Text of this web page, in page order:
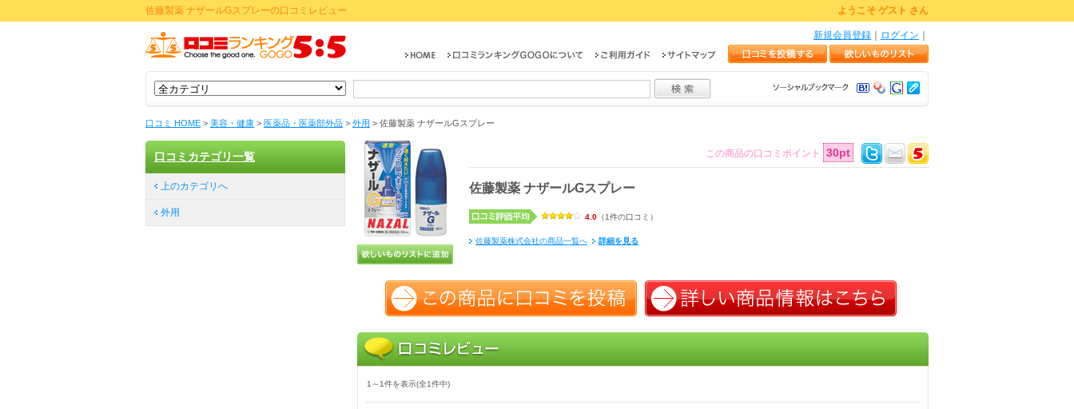
佐藤製薬 ナザールGスプレーの口コミレビュー ようこそ ゲスト さん
ログイン
新規会員登録
口コミ HOME > 美容・健康 > 医薬品・医薬部外品 > 外用 > 佐藤製薬 ナザールGスプレー
この商品の口コミポイント 30pt
佐藤製薬 ナザールGスプレー
4.0 （1件の口コミ）
佐藤製薬株式会社の商品一覧へ 詳細を見る
1～1件を表示(全1件中)
口コミカテゴリ一覧
上のカテゴリへ
外用